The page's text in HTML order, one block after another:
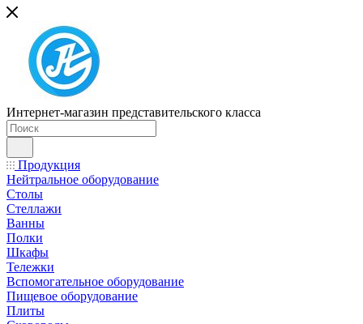
Интернет-магазин представительского класса
Продукция
Нейтральное оборудование
Столы
Стеллажи
Ванны
Полки
Шкафы
Тележки
Вспомогательное оборудование
Пищевое оборудование
Плиты